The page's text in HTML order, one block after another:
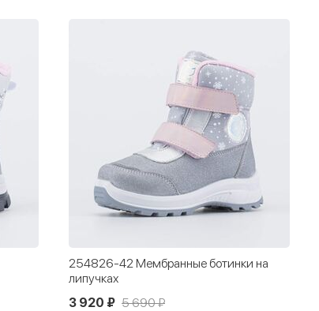
254826-42 Мембранные ботинки на
липучках
3 920 ₽ 5 690 ₽